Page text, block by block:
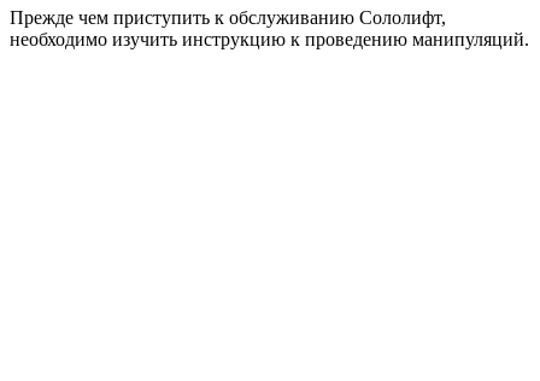
Прежде чем приступить к обслуживанию Сололифт,
необходимо изучить инструкцию к проведению манипуляций.